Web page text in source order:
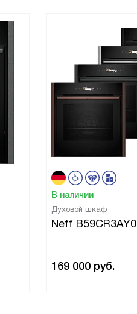
В наличии
Духовой шкаф
Neff B59CR3AY0
169 000 руб.